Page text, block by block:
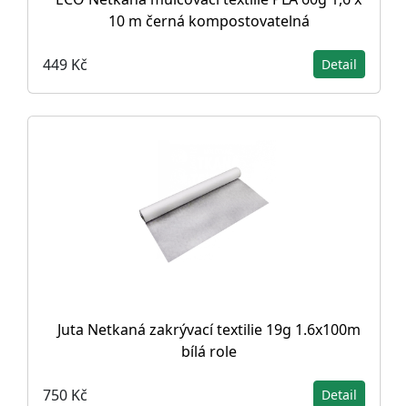
10 m černá kompostovatelná
449 Kč Detail
Juta Netkaná zakrývací textilie 19g 1.6x100m
bílá role
750 Kč Detail